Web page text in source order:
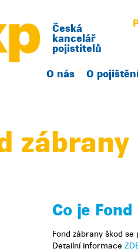
Česká
kancelář
pojistitelů
O nás O
zábrany
Co je
Fond zábrany škod
Detailní informace